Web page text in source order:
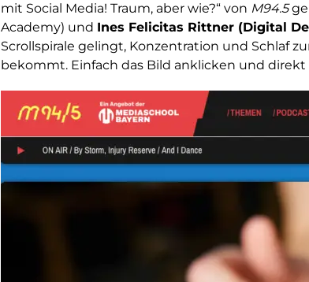
mit Social Media! Traum, aber wie?“ von M94.5
Academy) und Ines Felicitas Rittner (Digital
Scrollspirale gelingt, Konzentration und Schlaf
bekommt. Einfach das Bild anklicken und